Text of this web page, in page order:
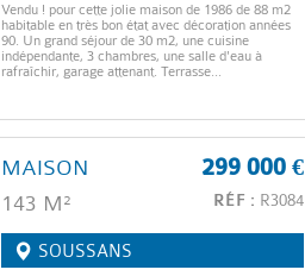
Vendu ! pour cette jolie maison de 1986 de 88 m2
habitable en très bon état avec décoration années
90. Un grand séjour de 30 m2, une cuisine
indépendante, 3 chambres, une salle d'eau à
rafraîchir, garage attenant. Terrasse...
299 000 €
RÉF : R3084
MAISON
143 M²
SOUSSANS